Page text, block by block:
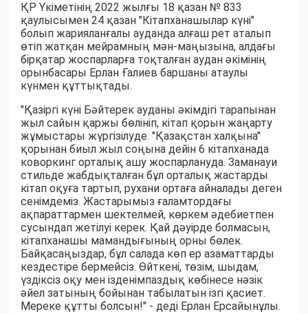
ҚР Үкіметінің 2022 жылғы 18 қазан № 833
қаулысымен 24 қазан "Кітапханашылар күні"
болып жарияланғалы ауданда алғаш рет аталып
өтіп жатқан мейрамның мән-маңызына, алдағы
бірқатар жоспарларға тоқталған аудан әкімінің
орынбасары Ерлан Ғалиев баршаны атаулы
күнмен құттықтады.
"Қазіргі күні Бәйтерек ауданы әкімдігі тарапынан
жыл сайын қаржы бөлініп, кітап қорын жаңарту
жұмыстары жүргізілуде. "Қазақстан халқына"
қорынан биыл жыл соңына дейін 6 кітапханада
коворкинг орталық ашу жоспарлануда. Заманауи
стильде жабдықталған бұл орталық жастарды
кітап оқуға тартып, рухани ортаға айналады деген
сенімдеміз. Жастарымыз ғаламтордағы
ақпараттармен шектелмей, көркем әдебиетпен
сусындап жетілуі керек. Қай дәуірде болмасын,
кітапханашы мамандығының орны бөлек.
Байқасаңыздар, бұл салада көп ер азаматтарды
кездестіре бермейсіз. Өйткені, төзім, шыдам,
үздіксіз оқу мен ізденімпаздық көбінесе нәзік
әйел затының бойынан табылатын ізгі қасиет.
Мереке құтты болсын!" - деді Ерлан Ерсайынұлы.